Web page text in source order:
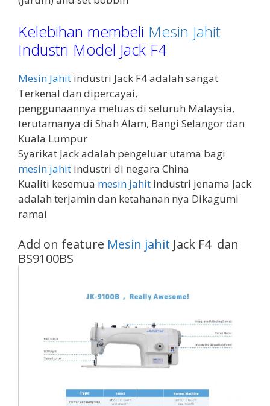
Kelebihan membeli Mesin Jahit
Industri Model Jack F4
Mesin Jahit industri Jack F4 adalah sangat
Terkenal dan dipercayai,
penggunaannya meluas di seluruh Malaysia,
terutamanya di Shah Alam, Bangi Selangor dan
Kuala Lumpur
Syarikat Jack adalah pengeluar utama bagi
mesin jahit industri di negara China
Kualiti kesemua mesin jahit industri jenama Jack
adalah terjamin dan ketahanan nya Dikagumi
ramai
Add on feature Mesin jahit Jack F4 dan
BS9100BS